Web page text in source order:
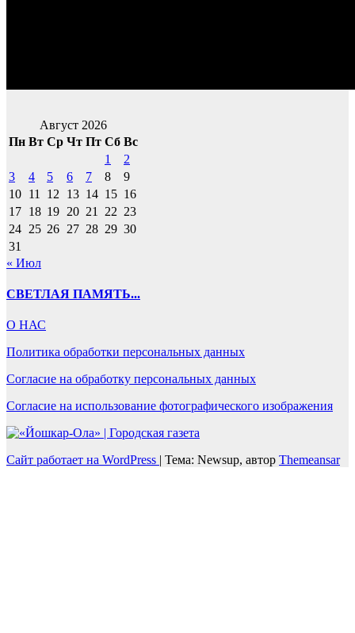
Август 2026
Пн Вт Ср Чт Пт Сб Вс
1
2
3
4 5 6 7 8
9
10 11 12 13 14 15 16
17 18 19 20 21 22 23
24 25 26 27 28 29 30
31
« Июл
СВЕТЛАЯ ПАМЯТЬ...
О НАС
Политика обработки персональных данных
Согласие на обработку персональных данных
Согласие на использование фотографического изображения
Сайт работает на WordPress | Тема: Newsup, автор Themeansar